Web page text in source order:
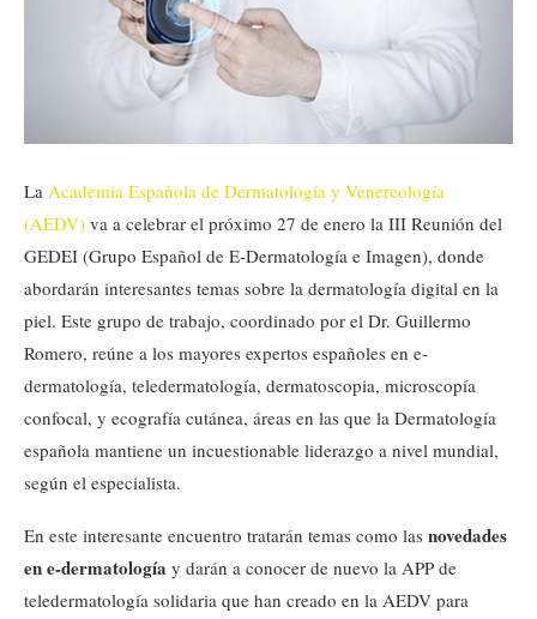
La Academia Española de Dermatología y Venereología
(AEDV) va a celebrar el próximo 27 de enero la III Reunión del
GEDEI (Grupo Español de E-Dermatología e Imagen), donde
abordarán interesantes temas sobre la dermatología digital en la
piel. Este grupo de trabajo, coordinado por el Dr. Guillermo
Romero, reúne a los mayores expertos españoles en e-
dermatología, teledermatología, dermatoscopia, microscopía
confocal, y ecografía cutánea, áreas en las que la Dermatología
española mantiene un incuestionable liderazgo a nivel mundial,
según el especialista.
En este interesante encuentro tratarán temas como las novedades
en e-dermatología y darán a conocer de nuevo la APP de
teledermatología solidaria que han creado en la AEDV para